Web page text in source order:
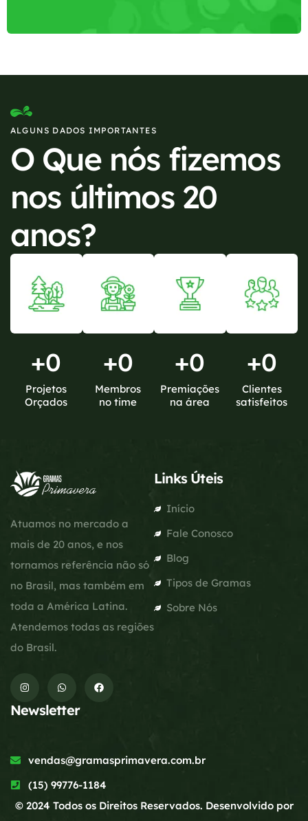
ALGUNS DADOS IMPORTANTES
O Que nós fizemos
nos últimos 20
anos?
+0
Projetos
Orçados
+0
Membros
no time
+0
Premiações
na área
+0
Clientes
satisfeitos
Atuamos no mercado a
mais de 20 anos, e nos
tornamos referência não só
no Brasil, mas também em
toda a América Latina.
Atendemos todas as regiões
do Brasil.
Links Úteis
Início
Fale Conosco
Blog
Tipos de Gramas
Sobre Nós
Newsletter
vendas@gramasprimavera.com.br
(15) 99776-1184
© 2024 Todos os Direitos Reservados. Desenvolvido por